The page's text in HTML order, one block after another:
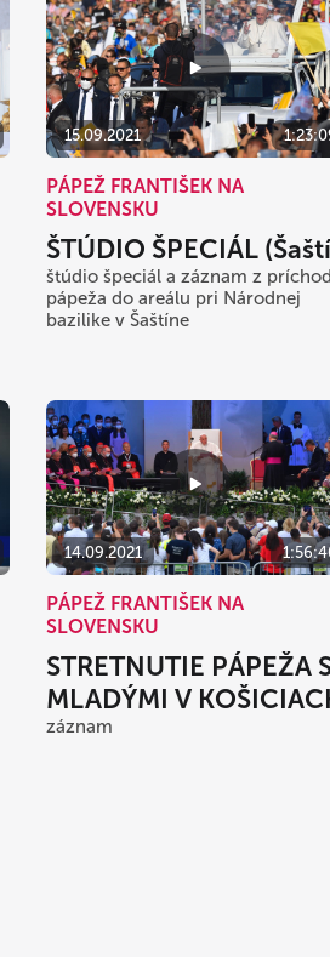
15.09.2021
PÁPEŽ FRANTIŠEK NA
SLOVENSKU
ŠTÚDIO ŠPECIÁL
štúdio špeciál a záznam z
pápeža do areálu pri Národnej
bazilike v Šaštíne
14.09.2021
PÁPEŽ FRANTIŠEK NA
SLOVENSKU
STRETNUTIE PÁPEŽA
MLADÝMI V
záznam